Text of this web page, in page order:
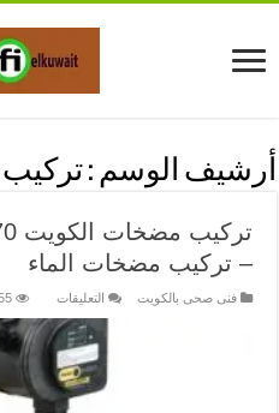
أرشيف الوسم :
– تركيب مضخات الماء
فنى صحى بالكويت التعليقات
مضخات
الكويت
50901470
–
فني
صحي